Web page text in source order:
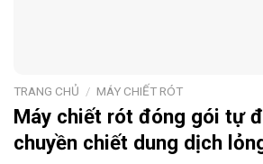
TRANG CHỦ / MÁY CHIẾT RÓT
Máy chiết rót đóng gói tự
chuyền chiết dung dịch